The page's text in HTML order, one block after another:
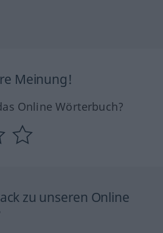
Meinung!
Online Wörterbuch?
zu unseren Online